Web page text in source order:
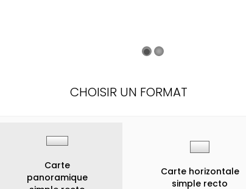
CHOISIR UN FORMAT
Carte
panoramique
Carte horizontale
simple recto